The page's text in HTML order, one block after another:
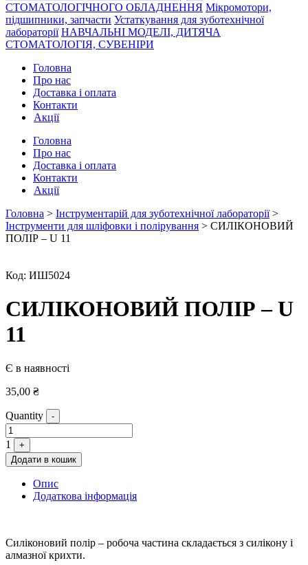
СТОМАТОЛОГІЧНОГО ОБЛАДНЕННЯ Мікромотори,
підшипники, запчасти Устаткування для зуботехнічної
лабораторії НАВЧАЛЬНІ МОДЕЛІ, ДИТЯЧА
СТОМАТОЛОГІЯ, СУВЕНІРИ
Головна
Про нас
Доставка і оплата
Контакти
Акції
Головна
Про нас
Доставка і оплата
Контакти
Акції
Головна > Інструментарій для зуботехнічної лабораторії>
Інструменти для шліфовки і полірування > СИЛІКОНОВИЙ
ПОЛІР – U 11
Код: ИШ5024
СИЛІКОНОВИЙ ПОЛІР – U
11
Є в наявності
35,00 ₴
Quantity -
1
+
Додати в кошик
Опис
Додаткова інформація
Силіконовий полір – робоча частина складається з силікону і
алмазної крихти.